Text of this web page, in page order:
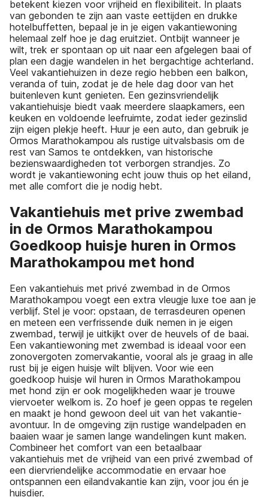
betekent kiezen voor vrijheid en flexibiliteit. In plaats
van gebonden te zijn aan vaste eettijden en drukke
hotelbuffetten, bepaal je in je eigen vakantiewoning
helemaal zelf hoe je dag eruitziet. Ontbijt wanneer je
wilt, trek er spontaan op uit naar een afgelegen baai of
plan een dagje wandelen in het bergachtige achterland.
Veel vakantiehuizen in deze regio hebben een balkon,
veranda of tuin, zodat je de hele dag door van het
buitenleven kunt genieten. Een gezinsvriendelijk
vakantiehuisje biedt vaak meerdere slaapkamers, een
keuken en voldoende leefruimte, zodat ieder gezinslid
zijn eigen plekje heeft. Huur je een auto, dan gebruik je
Ormos Marathokampou als rustige uitvalsbasis om de
rest van Samos te ontdekken, van historische
bezienswaardigheden tot verborgen strandjes. Zo
wordt je vakantiewoning echt jouw thuis op het eiland,
met alle comfort die je nodig hebt.
Vakantiehuis met prive zwembad
in de Ormos Marathokampou
Goedkoop huisje huren in Ormos
Marathokampou met hond
Een vakantiehuis met privé zwembad in de Ormos
Marathokampou voegt een extra vleugje luxe toe aan je
verblijf. Stel je voor: opstaan, de terrasdeuren openen
en meteen een verfrissende duik nemen in je eigen
zwembad, terwijl je uitkijkt over de heuvels of de baai.
Een vakantiewoning met zwembad is ideaal voor een
zonovergoten zomervakantie, vooral als je graag in alle
rust bij je eigen huisje wilt blijven. Voor wie een
goedkoop huisje wil huren in Ormos Marathokampou
met hond zijn er ook mogelijkheden waar je trouwe
viervoeter welkom is. Zo hoef je geen oppas te regelen
en maakt je hond gewoon deel uit van het vakantie-
avontuur. In de omgeving zijn rustige wandelpaden en
baaien waar je samen lange wandelingen kunt maken.
Combineer het comfort van een betaalbaar
vakantiehuis met de vrijheid van een privé zwembad of
een diervriendelijke accommodatie en ervaar hoe
ontspannen een eilandvakantie kan zijn, voor jou én je
huisdier.